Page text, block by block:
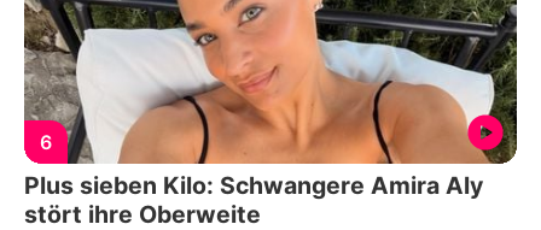
6
Plus sieben Kilo: Schwangere Amira Aly
stört ihre Oberweite